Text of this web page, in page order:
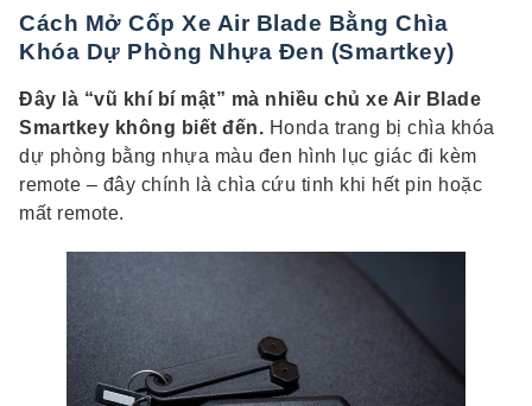
Cách Mở Cốp Xe Air Blade Bằng Chìa
Khóa Dự Phòng Nhựa Đen (Smartkey)
Đây là “vũ khí bí mật” mà nhiều chủ xe Air Blade
Smartkey không biết đến. Honda trang bị chìa khóa
dự phòng bằng nhựa màu đen hình lục giác đi kèm
remote – đây chính là chìa cứu tinh khi hết pin hoặc
mất remote.